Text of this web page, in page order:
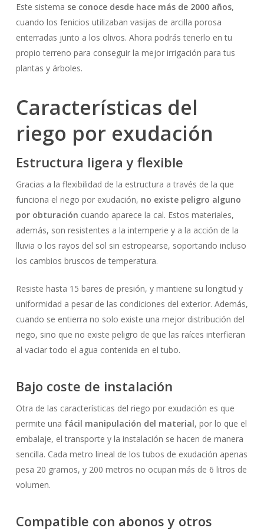
Este sistema se conoce desde hace más de 2000 años,
cuando los fenicios utilizaban vasijas de arcilla porosa
enterradas junto a los olivos. Ahora podrás tenerlo en tu
propio terreno para conseguir la mejor irrigación para tus
plantas y árboles.
Características del
riego por exudación
Estructura ligera y flexible
Gracias a la flexibilidad de la estructura a través de la que
funciona el riego por exudación, no existe peligro alguno
por obturación cuando aparece la cal. Estos materiales,
además, son resistentes a la intemperie y a la acción de la
lluvia o los rayos del sol sin estropearse, soportando incluso
los cambios bruscos de temperatura.
Resiste hasta 15 bares de presión, y mantiene su longitud y
uniformidad a pesar de las condiciones del exterior. Además,
cuando se entierra no solo existe una mejor distribución del
riego, sino que no existe peligro de que las raíces interfieran
al vaciar todo el agua contenida en el tubo.
Bajo coste de instalación
Otra de las características del riego por exudación es que
permite una fácil manipulación del material, por lo que el
embalaje, el transporte y la instalación se hacen de manera
sencilla. Cada metro lineal de los tubos de exudación apenas
pesa 20 gramos, y 200 metros no ocupan más de 6 litros de
volumen.
Compatible con abonos y otros